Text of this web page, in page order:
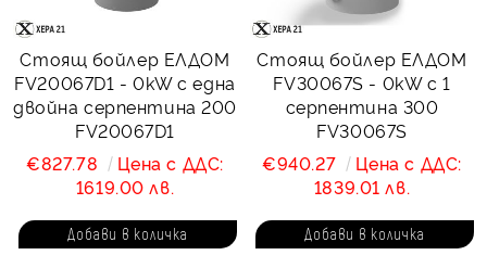
Стоящ бойлер ЕЛДОМ
FV20067D1 - 0kW с една
двойна серпентина 200
FV20067D1
€827.78
Цена с ДДС:
1619.00 лв.
Стоящ бойлер ЕЛДОМ
FV30067S - 0kW с 1
серпентина 300
FV30067S
€940.27
Цена с ДДС:
1839.01 лв.